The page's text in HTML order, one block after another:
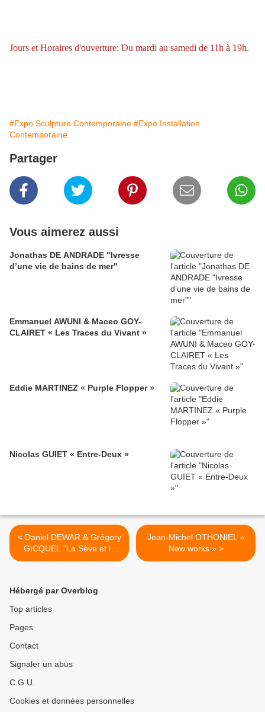
Jours et Horaires d'ouverture: Du mardi au samedi de 11h à 19h.
#Expo Sculpture Contemporaine #Expo Installation
Contemporaine
Partager
Vous aimerez aussi
Jonathas DE ANDRADE "Ivresse
d’une vie de bains de mer"
Emmanuel AWUNI & Maceo GOY-
CLAIRET « Les Traces du Vivant »
Eddie MARTINEZ « Purple Flopper »
Nicolas GUIET « Entre-Deux »
< Daniel DEWAR & Grégory
GICQUEL "La Sève et la
Vase"
Jean-Michel OTHONIEL «
New works » >
Hébergé par Overblog
Top articles
Pages
Contact
Signaler un abus
C.G.U.
Cookies et données personnelles